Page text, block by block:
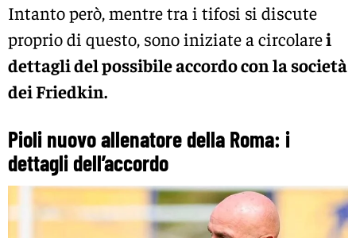
Intanto però, mentre tra i tifosi si discute
proprio di questo, sono iniziate a circolarei
dettagli del possibile accordo con la società
dei Friedkin.
Pioli nuovo allenatore della Roma: i
dettagli dell’accordo